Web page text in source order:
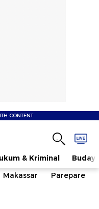
CONTENT
& Kriminal
Makassar Parepare